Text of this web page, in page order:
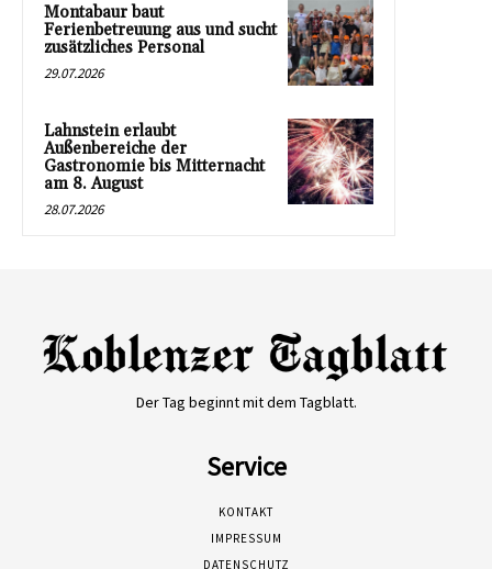
Montabaur baut
Ferienbetreuung aus und sucht
zusätzliches Personal
29.07.2026
Lahnstein erlaubt
Außenbereiche der
Gastronomie bis Mitternacht
am 8. August
28.07.2026
Der Tag beginnt mit dem Tagblatt.
Service
KONTAKT
IMPRESSUM
DATENSCHUTZ